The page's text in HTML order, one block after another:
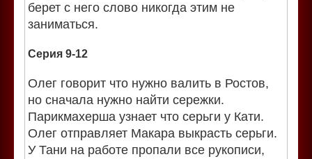
берет с него слово никогда этим не
заниматься.
Серия 9-12
Олег говорит что нужно валить в Ростов,
но сначала нужно найти сережки.
Парикмахерша узнает что серьги у Кати.
Олег отправляет Макара выкрасть серьги.
У Тани на работе пропали все рукописи,